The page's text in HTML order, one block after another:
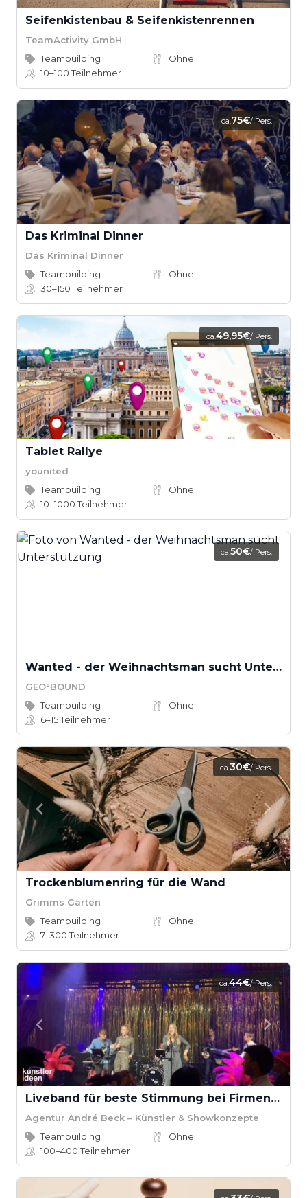
Seifenkistenbau & Seifenkistenrennen
TeamActivity GmbH
Teambuilding
Ohne
10–100Teilnehmer
ca.75€/ Pers.
Das Kriminal Dinner
Das Kriminal Dinner
Teambuilding
Ohne
30–150Teilnehmer
ca.49,95€/ Pers.
Tablet Rallye
younited
Teambuilding
Ohne
10–1000Teilnehmer
ca.50€/ Pers.
Wanted - der Weihnachtsman sucht Unterstützung
GEO°BOUND
Teambuilding
Ohne
6–15Teilnehmer
ca.30€/ Pers.
Trockenblumenring für die Wand
Grimms Garten
Teambuilding
Ohne
7–300Teilnehmer
ca.44€/ Pers.
Liveband für beste Stimmung bei Firmenevents
Agentur André Beck – Künstler & Showkonzepte
Teambuilding
Ohne
100–400Teilnehmer